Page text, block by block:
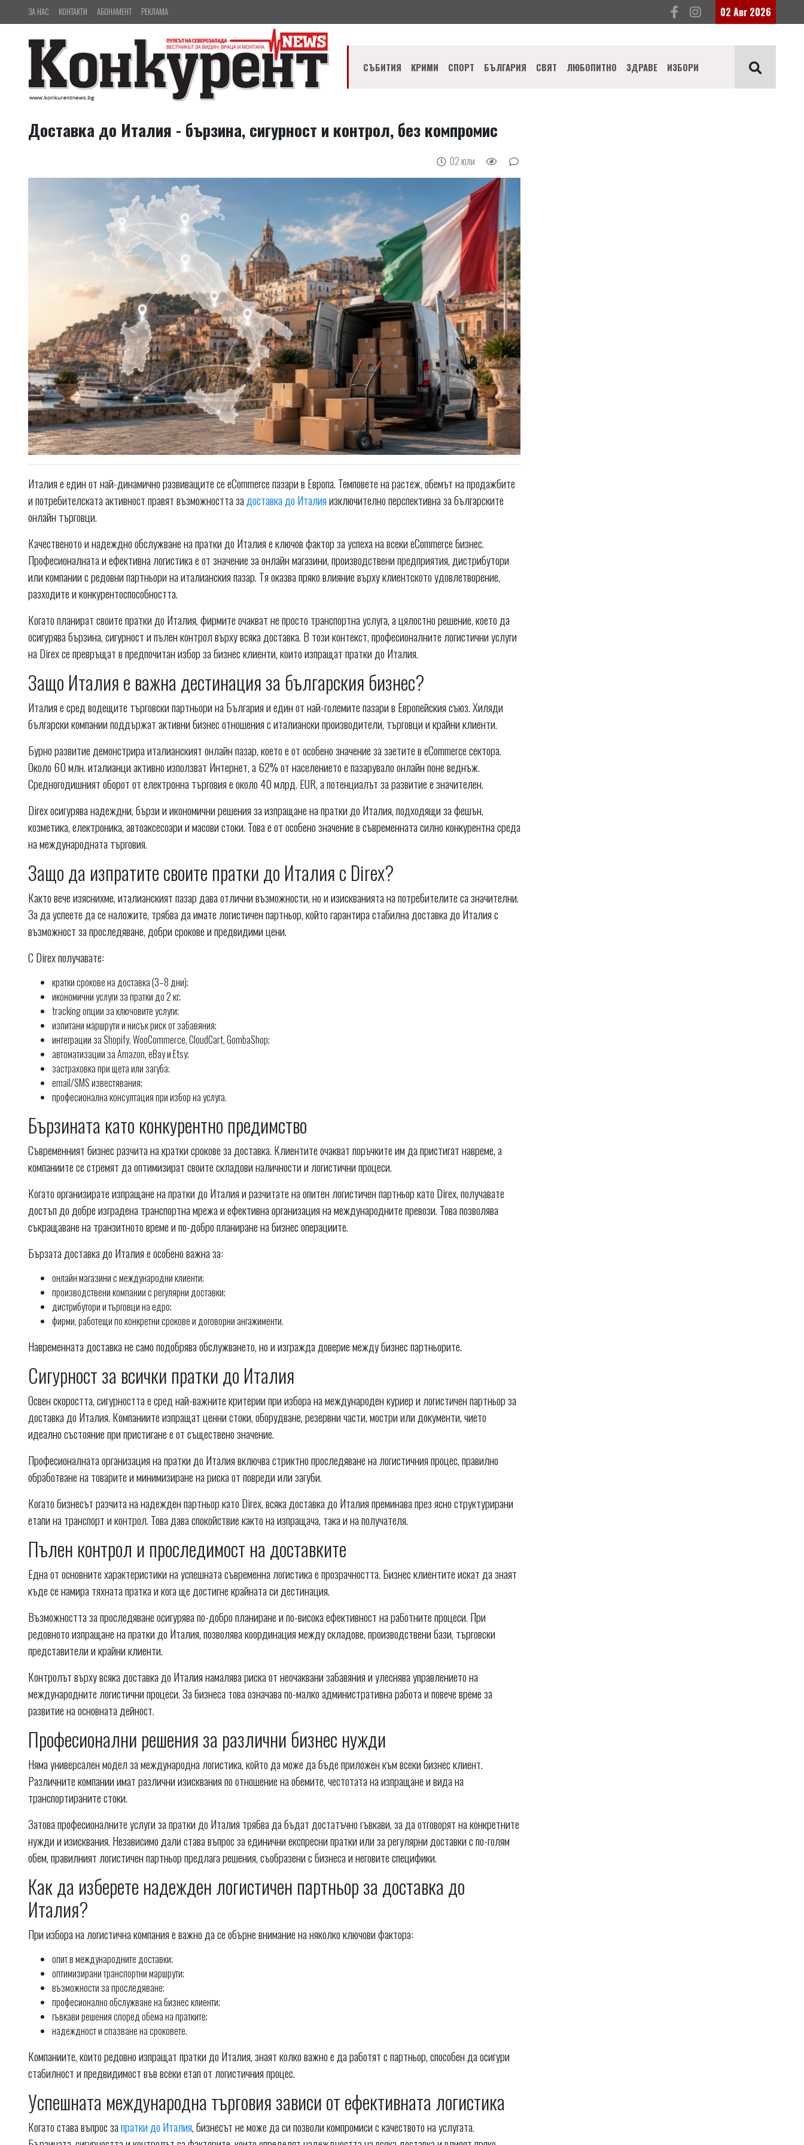
ЗА НАС КОНТАКТИ АБОНАМЕНТ РЕКЛАМА 02 Авг 2026
СЪБИТИЯ КРИМИ СПОРТ БЪЛГАРИЯ СВЯТ ЛЮБОПИТНО ЗДРАВЕ ИЗБОРИ
Доставка до Италия - бързина, сигурност и контрол, без компромис
02 юли
Италия е един от най-динамично развиващите се eCommerce пазари в Европа. Темповете на растеж, обемът на продажбите
и потребителската активност правят възможността задоставка до Италияизключително перспективна за българските
онлайн търговци.
Качественото и надеждно обслужване на пратки до Италия е ключов фактор за успеха на всеки eCommerce бизнес.
Професионалната и ефективна логистика е от значение за онлайн магазини, производствени предприятия, дистрибутори
или компании с редовни партньори на италианския пазар. Тя оказва пряко влияние върху клиентското удовлетворение,
разходите и конкурентоспособността.
Когато планират своите пратки до Италия, фирмите очакват не просто транспортна услуга, а цялостно решение, което да
осигурява бързина, сигурност и пълен контрол върху всяка доставка. В този контекст, професионалните логистични услуги
на Direx се превръщат в предпочитан избор за бизнес клиенти, които изпращат пратки до Италия.
Защо Италия е важна дестинация за българския бизнес?
Италия е сред водещите търговски партньори на България и един от най-големите пазари в Европейския съюз. Хиляди
български компании поддържат активни бизнес отношения с италиански производители, търговци и крайни клиенти.
Бурно развитие демонстрира италианският онлайн пазар, което е от особено значение за заетите в eCommerce сектора.
Около 60 млн. италианци активно използват Интернет, а 62% от населението е пазарувало онлайн поне веднъж.
Средногодишният оборот от електронна търговия е около 40 млрд. EUR, а потенциалът за развитие е значителен.
Direx осигурява надеждни, бързи и икономични решения за изпращане на пратки до Италия, подходящи за фешън,
козметика, електроника, автоаксесоари и масови стоки. Това е от особено значение в съвременната силно конкурентна среда
на международната търговия.
Защо да изпратите своите пратки до Италия с Direx?
Както вече изяснихме, италианският пазар дава отлични възможности, но и изискванията на потребителите са значителни.
За да успеете да се наложите, трябва да имате логистичен партньор, който гарантира стабилна доставка до Италия с
възможност за проследяване, добри срокове и предвидими цени.
С Direx получавате:
кратки срокове на доставка (3–8 дни);
икономични услуги за пратки до 2 кг;
tracking опции за ключовите услуги;
изпитани маршрути и нисък риск от забавяния;
интеграции за Shopify, WooCommerce, CloudCart, GombaShop;
автоматизации за Amazon, eBay и Etsy;
застраховка при щета или загуба;
email/SMS известявания;
професионална консултация при избор на услуга.
Бързината като конкурентно предимство
Съвременният бизнес разчита на кратки срокове за доставка. Клиентите очакват поръчките им да пристигат навреме, а
компаниите се стремят да оптимизират своите складови наличности и логистични процеси.
Когато организирате изпращане на пратки до Италия и разчитате на опитен логистичен партньор като Direx, получавате
достъп до добре изградена транспортна мрежа и ефективна организация на международните превози. Това позволява
съкращаване на транзитното време и по-добро планиране на бизнес операциите.
Бързата доставка до Италия е особено важна за:
онлайн магазини с международни клиенти;
производствени компании с регулярни доставки;
дистрибутори и търговци на едро;
фирми, работещи по конкретни срокове и договорни ангажименти.
Навременната доставка не само подобрява обслужването, но и изгражда доверие между бизнес партньорите.
Сигурност за всички пратки до Италия
Освен скоростта, сигурността е сред най-важните критерии при избора на международен куриер и логистичен партньор за
доставка до Италия. Компаниите изпращат ценни стоки, оборудване, резервни части, мостри или документи, чието
идеално състояние при пристигане е от съществено значение.
Професионалната организация на пратки до Италия включва стриктно проследяване на логистичния процес, правилно
обработване на товарите и минимизиране на риска от повреди или загуби.
Когато бизнесът разчита на надежден партньор като Direx, всяка доставка до Италия преминава през ясно структурирани
етапи на транспорт и контрол. Това дава спокойствие както на изпращача, така и на получателя.
Пълен контрол и проследимост на доставките
Една от основните характеристики на успешната съвременна логистика е прозрачността. Бизнес клиентите искат да знаят
къде се намира тяхната пратка и кога ще достигне крайната си дестинация.
Възможността за проследяване осигурява по-добро планиране и по-висока ефективност на работните процеси. При
редовното изпращане на пратки до Италия, позволява координация между складове, производствени бази, търговски
представители и крайни клиенти.
Контролът върху всяка доставка до Италия намалява риска от неочаквани забавяния и улеснява управлението на
международните логистични процеси. За бизнеса това означава по-малко административна работа и повече време за
развитие на основната дейност.
Професионални решения за различни бизнес нужди
Няма универсален модел за международна логистика, който да може да бъде приложен към всеки бизнес клиент.
Различните компании имат различни изисквания по отношение на обемите, честотата на изпращане и вида на
транспортираните стоки.
Затова професионалните услуги за пратки до Италия трябва да бъдат достатъчно гъвкави, за да отговорят на конкретните
нужди и изисквания. Независимо дали става въпрос за единични експресни пратки или за регулярни доставки с по-голям
обем, правилният логистичен партньор предлага решения, съобразени с бизнеса и неговите специфики.
Как да изберете надежден логистичен партньор за доставка до
Италия?
При избора на логистична компания е важно да се обърне внимание на няколко ключови фактора:
опит в международните доставки;
оптимизирани транспортни маршрути;
възможности за проследяване;
професионално обслужване на бизнес клиенти;
гъвкави решения според обема на пратките;
надеждност и спазване на сроковете.
Компаниите, които редовно изпращат пратки до Италия, знаят колко важно е да работят с партньор, способен да осигури
стабилност и предвидимост във всеки етап от логистичния процес.
Успешната международна търговия зависи от ефективната логистика
Когато става въпрос запратки до Италия, бизнесът не може да си позволи компромиси с качеството на услугата.